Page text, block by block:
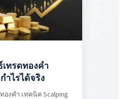
เทรดทองคำ
ำไรได้จริง
งคำ เทคนิค Scalping